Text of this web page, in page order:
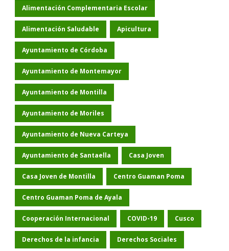
Alimentación Complementaria Escolar
Alimentación Saludable Apicultura
Ayuntamiento de Córdoba
Ayuntamiento de Montemayor
Ayuntamiento de Montilla
Ayuntamiento de Moriles
Ayuntamiento de Nueva Carteya
Ayuntamiento de Santaella Casa Joven
Casa Joven de Montilla Centro Guaman Poma
Centro Guaman Poma de Ayala
Cooperación Internacional COVID-19 Cusco
Derechos de la infancia Derechos Sociales